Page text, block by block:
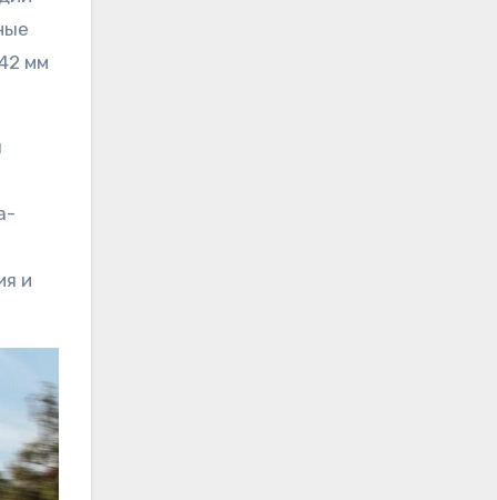
мм
и